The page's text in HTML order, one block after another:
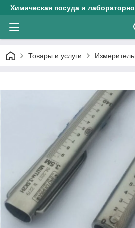
Химическая посуда и
Товары и услуги